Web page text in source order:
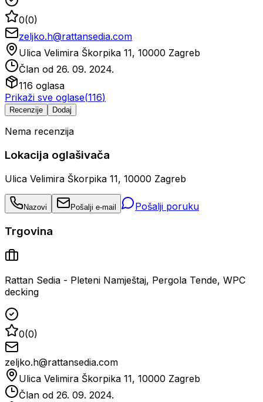
0(0)
zeljko.h@rattansedia.com
Ulica Velimira Škorpika 11, 10000 Zagreb
Član od 26. 09. 2024.
116 oglasa
Prikaži sve oglase(116)
Recenzije Dodaj
Nema recenzija
Lokacija oglašivača
Ulica Velimira Škorpika 11, 10000 Zagreb
Nazovi Pošalji e-mail Pošalji poruku
Trgovina
Rattan Sedia - Pleteni Namještaj, Pergola Tende, WPC
decking
0(0)
zeljko.h@rattansedia.com
Ulica Velimira Škorpika 11, 10000 Zagreb
Član od 26. 09. 2024.